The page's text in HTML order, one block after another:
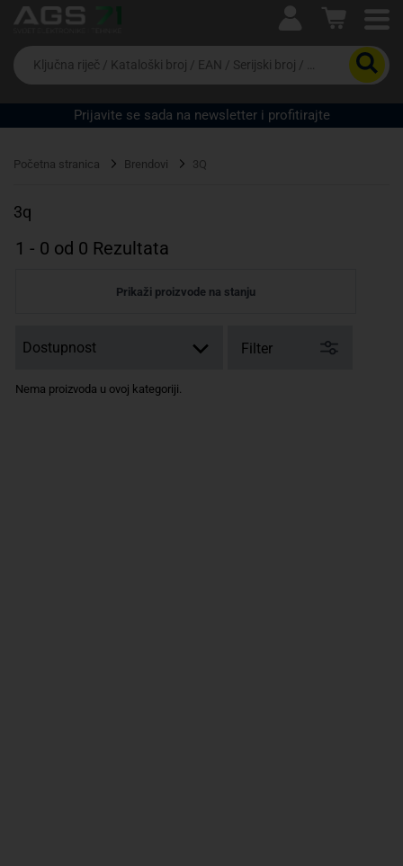
Ova postavka prilagođava asortiman proizvoda i
cijene vašim potrebama.
Da
biste
potražili
proizvod,
unesite
riječ,
EAN
serijski
Prijavite se sada na newsletter i profitirajte
Početna stranica Brendovi 3Q
3q
1 - 0 od 0 Rezultata
Prikaži proizvode na stanju
Filter
Nema proizvoda u ovoj kategoriji.